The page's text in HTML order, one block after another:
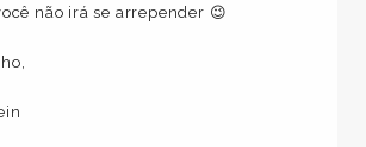
não irá se arrepender 😉